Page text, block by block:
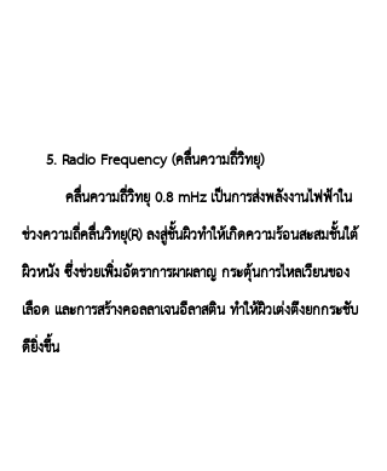
     5. Radio Frequency (คลื่นความถี่วิทยุ)
         คลื่นความถี่วิทยุ
0.8 mHz เป็นการส่งพลังงานไฟฟ้าใน
ช่วงความถี่คลื่นวิทยุ(R) ลงสู่ชั้นผิวทำให้เกิดความร้อนสะสมชั้นใต้
ผิวหนัง ซึ่งช่วยเพิ่มอัตราการผาผลาญ กระตุ้นการไหลเวียนของ
เลือด และการสร้างคอลลาเจนอีลาสติน ทำให้ผิวเต่งตึงยกกระชับ
ดียิ่งขึ้น